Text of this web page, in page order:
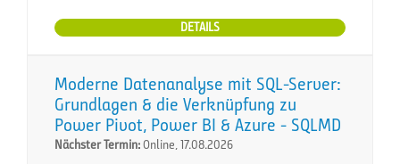
DETAILS
Moderne Datenanalyse mit SQL-Server:
Grundlagen & die Verknüpfung zu
Power Pivot, Power BI & Azure - SQLMD
Nächster Termin:Online, 17.08.2026